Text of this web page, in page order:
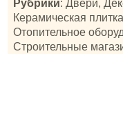
Рубрики: Двери,
Керамическая
Отопительное
Строительные